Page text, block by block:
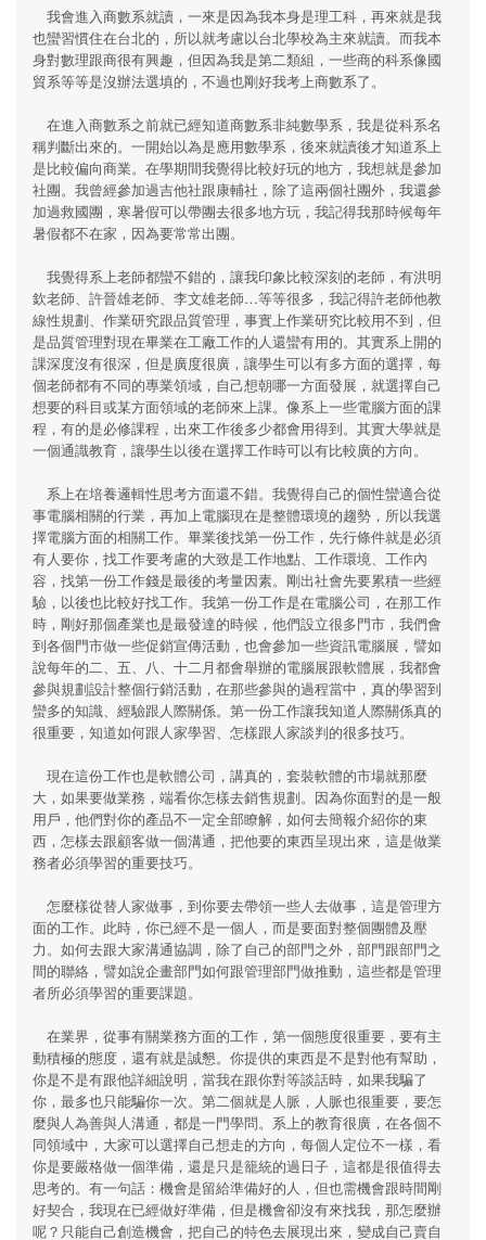
我會進入商數系就讀，一來是因為我本身是理工科，再來就是我
也蠻習慣住在台北的，所以就考慮以台北學校為主來就讀。而我本
身對數理跟商很有興趣，但因為我是第二類組，一些商的科系像國
貿系等等是沒辦法選填的，不過也剛好我考上商數系了。
在進入商數系之前就已經知道商數系非純數學系，我是從科系名
稱判斷出來的。一開始以為是應用數學系，後來就讀後才知道系上
是比較偏向商業。在學期間我覺得比較好玩的地方，我想就是參加
社團。我曾經參加過吉他社跟康輔社，除了這兩個社團外，我還參
加過救國團，寒暑假可以帶團去很多地方玩，我記得我那時候每年
暑假都不在家，因為要常常出團。
我覺得系上老師都蠻不錯的，讓我印象比較深刻的老師，有洪明
欽老師、許晉雄老師、李文雄老師…等等很多，我記得許老師他教
線性規劃、作業研究跟品質管理，事實上作業研究比較用不到，但
是品質管理對現在畢業在工廠工作的人還蠻有用的。其實系上開的
課深度沒有很深，但是廣度很廣，讓學生可以有多方面的選擇，每
個老師都有不同的專業領域，自己想朝哪一方面發展，就選擇自己
想要的科目或某方面領域的老師來上課。像系上一些電腦方面的課
程，有的是必修課程，出來工作後多少都會用得到。其實大學就是
一個通識教育，讓學生以後在選擇工作時可以有比較廣的方向。
系上在培養邏輯性思考方面還不錯。我覺得自己的個性蠻適合從
事電腦相關的行業，再加上電腦現在是整體環境的趨勢，所以我選
擇電腦方面的相關工作。畢業後找第一份工作，先行條件就是必須
有人要你，找工作要考慮的大致是工作地點、工作環境、工作內
容，找第一份工作錢是最後的考量因素。剛出社會先要累積一些經
驗，以後也比較好找工作。我第一份工作是在電腦公司，在那工作
時，剛好那個產業也是最發達的時候，他們設立很多門市，我們會
到各個門市做一些促銷宣傳活動，也會參加一些資訊電腦展，譬如
說每年的二、五、八、十二月都會舉辦的電腦展跟軟體展，我都會
參與規劃設計整個行銷活動，在那些參與的過程當中，真的學習到
蠻多的知識、經驗跟人際關係。第一份工作讓我知道人際關係真的
很重要，知道如何跟人家學習、怎樣跟人家談判的很多技巧。
現在這份工作也是軟體公司，講真的，套裝軟體的市場就那麼
大，如果要做業務，端看你怎樣去銷售規劃。因為你面對的是一般
用戶，他們對你的產品不一定全部瞭解，如何去簡報介紹你的東
西，怎樣去跟顧客做一個溝通，把他要的東西呈現出來，這是做業
務者必須學習的重要技巧。
怎麼樣從替人家做事，到你要去帶領一些人去做事，這是管理方
面的工作。此時，你已經不是一個人，而是要面對整個團體及壓
力。如何去跟大家溝通協調，除了自己的部門之外，部門跟部門之
間的聯絡，譬如說企畫部門如何跟管理部門做推動，這些都是管理
者所必須學習的重要課題。
在業界，從事有關業務方面的工作，第一個態度很重要，要有主
動積極的態度，還有就是誠懇。你提供的東西是不是對他有幫助，
你是不是有跟他詳細說明，當我在跟你對等談話時，如果我騙了
你，最多也只能騙你一次。第二個就是人脈，人脈也很重要，要怎
麼與人為善與人溝通，都是一門學問。系上的教育很廣，在各個不
同領域中，大家可以選擇自己想走的方向，每個人定位不一樣，看
你是要嚴格做一個準備，還是只是籠統的過日子，這都是很值得去
思考的。有一句話：機會是留給準備好的人，但也需機會跟時間剛
好契合，我現在已經做好準備，但是機會卻沒有來找我，那怎麼辦
呢？只能自己創造機會，把自己的特色去展現出來，變成自己賣自